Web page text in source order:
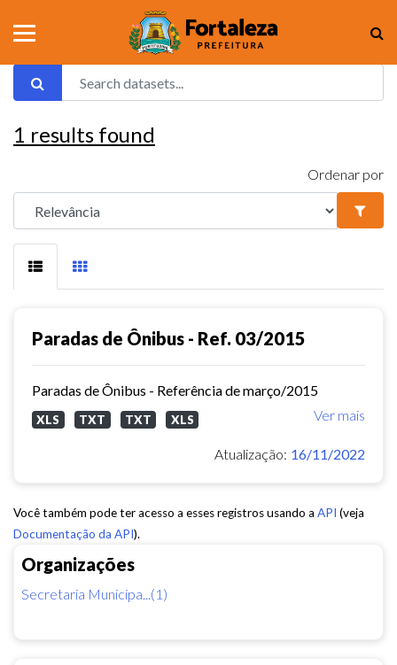
Organizações
Secretaria Municipa...(1)
1 results found
Ordenar por
Paradas de Ônibus - Ref. 03/2015
Paradas de Ônibus - Referência de março/2015
Ver mais
XLS TXT TXT XLS
Atualização: 16/11/2022
Você também pode ter acesso a esses registros usando a API (veja
Documentação da API).